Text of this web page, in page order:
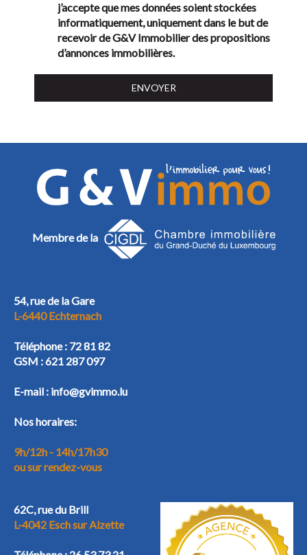
j’accepte que mes données soient stockées
informatiquement, uniquement dans le but de
recevoir de G&V Immobilier des propositions
d’annonces immobilières.
Membre de la
54, rue de la Gare
L-6440 Echternach
Téléphone : 72 81 82
GSM :621 287 097
E-mail : info@gvimmo.lu
Nos horaires:
9h/12h - 14h/17h30
ou sur rendez-vous
62C, rue du Brill
L-4042 Esch sur Alzette